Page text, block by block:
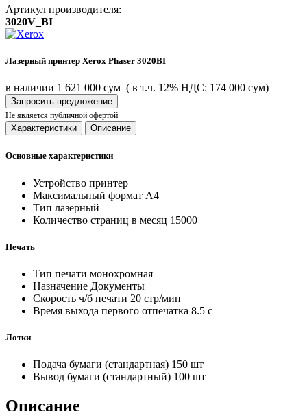
Артикул производителя:
3020V_BI
Лазерный принтер Xerox Phaser 3020BI
в наличии 1 621 000 сум ( в т.ч. 12% НДС: 174 000 сум)
Запросить предложение
Не является публичной офертой
Характеристики Описание
Основные характеристики
Устройство принтер
Максимальный формат A4
Тип лазерный
Количество страниц в месяц 15000
Печать
Тип печати монохромная
Назначение Документы
Скорость ч/б печати 20 стр/мин
Время выхода первого отпечатка 8.5 с
Лотки
Подача бумаги (стандартная) 150 шт
Вывод бумаги (стандартный) 100 шт
Описание